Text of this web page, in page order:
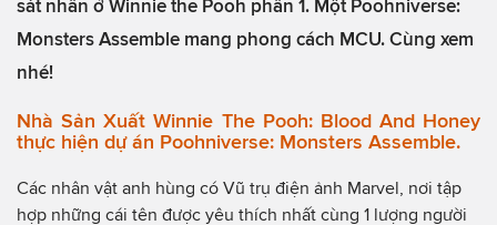
sát nhân ở Winnie the Pooh phần 1. Một Poohniverse:
Monsters Assemble mang phong cách MCU. Cùng xem
nhé!
Nhà Sản Xuất Winnie The Pooh: Blood And Honey
thực hiện dự án Poohniverse: Monsters Assemble.
Các nhân vật anh hùng có Vũ trụ điện ảnh Marvel, nơi tập
hợp những cái tên được yêu thích nhất cùng 1 lượng người